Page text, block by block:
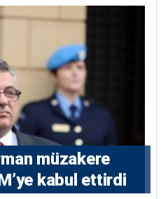
tutuklama emri
müzakere
kabul ettirdi